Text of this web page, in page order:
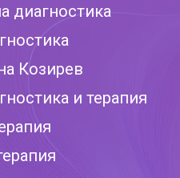
диагностика
Козирев
и терапия